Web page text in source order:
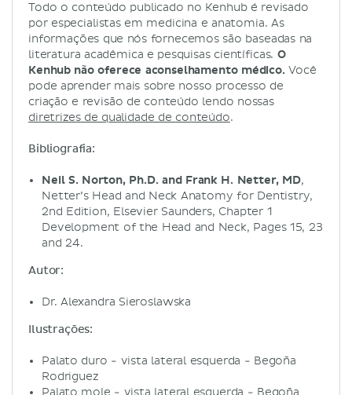
Todo o conteúdo publicado no Kenhub é revisado
por especialistas em medicina e anatomia. As
informações que nós fornecemos são baseadas na
literatura acadêmica e pesquisas científicas. O
Kenhub não oferece aconselhamento médico. Você
pode aprender mais sobre nosso processo de
criação e revisão de conteúdo lendo nossas
diretrizes de qualidade de conteúdo.
Bibliografia:
Neil S. Norton, Ph.D. and Frank H. Netter, MD,
Netter’s Head and Neck Anatomy for Dentistry,
2nd Edition, Elsevier Saunders, Chapter 1
Development of the Head and Neck, Pages 15, 23
and 24.
Autor:
Dr. Alexandra Sieroslawska
Ilustrações:
Palato duro - vista lateral esquerda - Begoña
Rodriguez
Palato mole - vista lateral esquerda - Begoña